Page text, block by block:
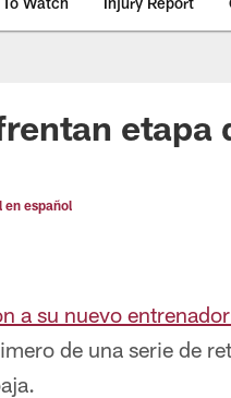
The
etapa
en español
a su nuevo
de una serie de